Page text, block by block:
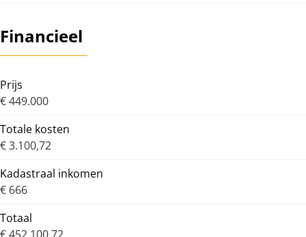
Financieel
Prijs
€ 449.000
Totale kosten
€ 3.100,72
Kadastraal inkomen
€ 666
Totaal